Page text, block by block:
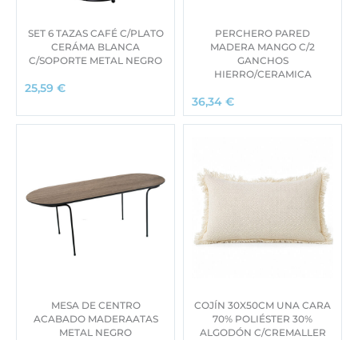
SET 6 TAZAS CAFÉ C/PLATO
CERÁMA BLANCA
C/SOPORTE METAL NEGRO
25,59 €
PERCHERO PARED
MADERA MANGO C/2
GANCHOS
HIERRO/CERAMICA
36,34 €
MESA DE CENTRO
ACABADO MADERAATAS
METAL NEGRO
COJÍN 30X50CM UNA CARA
70% POLIÉSTER 30%
ALGODÓN C/CREMALLER